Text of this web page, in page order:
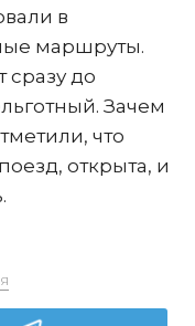
в
маршруты.
сразу до
Зачем
что
открыта, и